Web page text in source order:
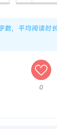
数，平均阅读时
0